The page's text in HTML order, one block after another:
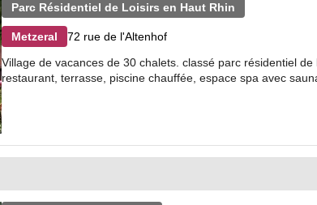
Parc Résidentiel de Loisirs en Haut Rhin
Metzeral 72 rue de l'Altenhof
Village de vacances de 30 chalets. classé parc résidentiel
restaurant, terrasse, piscine chauffée, espace spa avec